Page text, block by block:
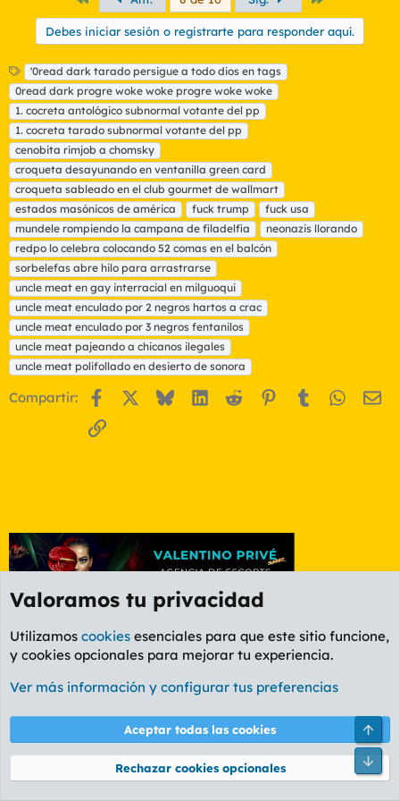
Debes iniciar sesión o registrarte para responder aquí.
E
t
i
q
u
e
t
a
s
'0read dark tarado persigue a todo dios en tags
0read dark progre woke woke progre woke woke
1. cocreta antológico subnormal votante del pp
1. cocreta tarado subnormal votante del pp
cenobita rimjob a chomsky
croqueta desayunando en ventanilla green card
croqueta sableado en el club gourmet de wallmart
estados masónicos de américa
fuck trump
fuck usa
mundele rompiendo la campana de filadelfia
neonazis llorando
redpo lo celebra colocando 52 comas en el balcón
sorbelefas abre hilo para arrastrarse
uncle meat en gay interracial en milguoqui
uncle meat enculado por 2 negros hartos a crac
uncle meat enculado por 3 negros fentanilos
uncle meat pajeando a chicanos ilegales
uncle meat polifollado en desierto de sonora
Compartir: Facebook BlueskyLinkedIn
Reddit Pinterest
Tumblr
Enlace
Foro General
Cookies
PL OLDSTYLE AMARILLO
Términos y reglas Política de privacidad Ayuda
Community platform by XenForo® © 2010-2026 XenForo Ltd.
Valoramos tu privacidad
Utilizamos cookies esenciales para que este sitio funcione,
y cookies opcionales para mejorar tu experiencia.
Ver más información y configurar tus preferencias
Aceptar todas las cookies
Rechazar cookies opcionales
Pie